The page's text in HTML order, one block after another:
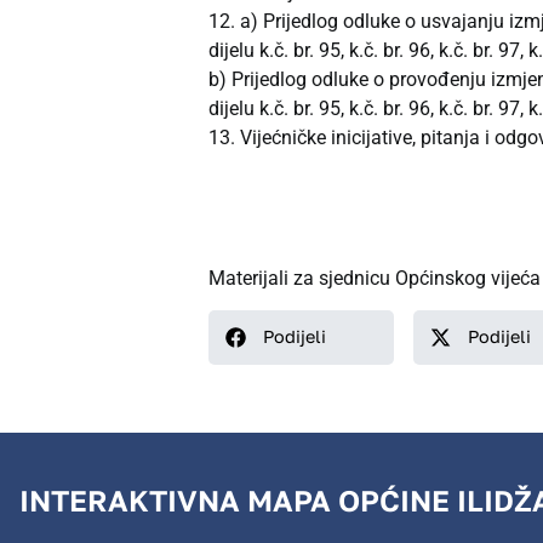
12. a) Prijedlog odluke o usvajanju
dijelu k.č. br. 95, k.č. br. 96, k.č. br. 97,
b) Prijedlog odluke o provođenju
dijelu k.č. br. 95, k.č. br. 96, k.č. br. 97,
13. Vijećničke inicijative, pitanja i
Materijali za sjednicu Općinskog
Podijeli Podijeli
INTERAKTIVNA MAPA OPĆINE